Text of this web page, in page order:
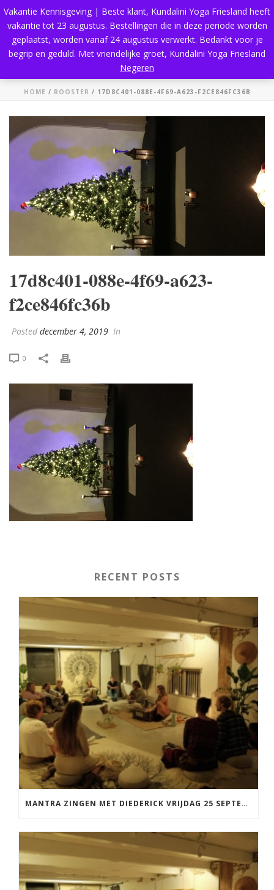
17d8c401-088e-4f69-a623-f2ce846fc36b
HOME / ROOSTER / 17D8C401-088E-4F69-A623-F2CE846FC36B
17d8c401-088e-4f69-a623-
f2ce846fc36b
Posted december 4, 2019 In
0
RECENT POSTS
MANTRA ZINGEN MET DIEDERICK VRIJDAG 25 SEPTEMBER EN 20 NOVEMBER
Vakantie Kennisgeving | Beste klant, Kundalini Yoga Friesland heeft
vakantie tot 23 augustus. Bestellingen die in deze periode worden
geplaatst, worden vanaf 24 augustus verwerkt. Bedankt voor je
begrip en geduld. Met vriendelijke groet, Kundalini Yoga Friesland
Negeren